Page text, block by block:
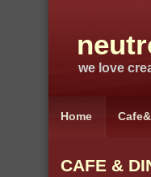
we love
Home
CAFE &